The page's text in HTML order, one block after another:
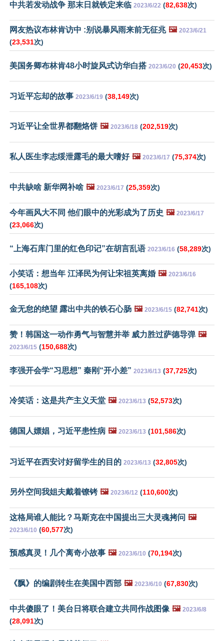
中共若发动战争 那末日就铁定来临 2023/6/22 (82,638次)
网友热议布林肯访中 :别说暴风雨来前无征兆 🖼️ 2023/6/21
(23,531次)
美国务卿布林肯48小时旋风式访华白搭 2023/6/20 (20,453次)
习近平忘却的故事 2023/6/19 (38,149次)
习近平让全世界都翻烙饼 🖼️ 2023/6/18 (202,519次)
私人医生李志绥泄露毛的最大嗜好 🖼️ 2023/6/17 (75,374次)
中共缺啥 新华网补啥 🖼️ 2023/6/17 (25,359次)
今年画风大不同 他们眼中的光彩成为了历史 🖼️ 2023/6/17
(23,066次)
“上海石库门里的红色印记”在胡言乱语 2023/6/16 (58,289次)
小笑话：想当年 江泽民为何让宋祖英离婚 🖼️ 2023/6/16
(165,108次)
金无怠的绝望 露出中共的铁石心肠 🖼️ 2023/6/15 (82,741次)
赞！韩国这一动作勇气与智慧并举 威力胜过萨德导弹 🖼️
2023/6/15 (150,688次)
李强开会学“习思想” 秦刚“开小差” 2023/6/13 (37,725次)
冷笑话：这是共产主义天堂 🖼️ 2023/6/13 (52,573次)
德国人嫖娼，习近平患性病 🖼️ 2023/6/13 (101,586次)
习近平在西安讨好留学生的目的 2023/6/13 (32,805次)
另外空间我姐夫戴着镣铐 🖼️ 2023/6/12 (110,600次)
这格局谁人能比？马斯克在中国提出三大灵魂拷问 🖼️
2023/6/10 (60,577次)
预感真灵！几个离奇小故事 🖼️ 2023/6/10 (70,194次)
《飘》的编剧转生在美国中西部 🖼️ 2023/6/10 (67,830次)
中共傻眼了！美台日将联合建立共同作战图像 🖼️ 2023/6/8
(28,091次)